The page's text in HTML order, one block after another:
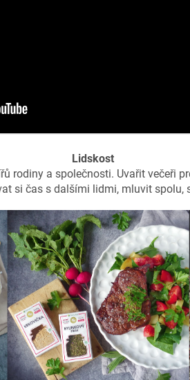
Lidskost
rodiny a společnosti. Uvařit večeři
si čas s dalšími lidmi, mluvit spolu,